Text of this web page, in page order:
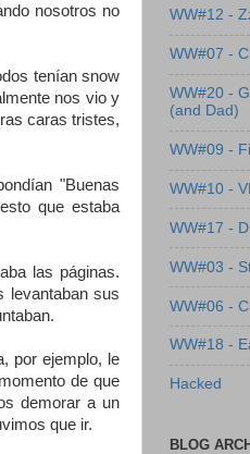
nosotros no
tenían snow
nos vio y
caras tristes,
"Buenas
que estaba
las páginas.
levantaban sus
por ejemplo, le
de que
demorar a un
que ir.
WW#12 -
WW#07 -
WW#20 -
(and Dad)
WW#09 -
WW#10 -
WW#17 -
WW#03 -
WW#06 -
WW#18 -
Hacked
BLOG